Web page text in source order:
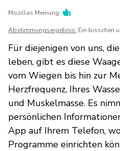
Mozillas Meinung
Abstimmungsergebnis: Ein bisschen
Für diejenigen von uns,
leben, gibt es diese
vom Wiegen bis hin zur
Herzfrequenz, Ihres
und Muskelmasse. Es
persönlichen
App auf Ihrem Telefon,
Programme einrichten